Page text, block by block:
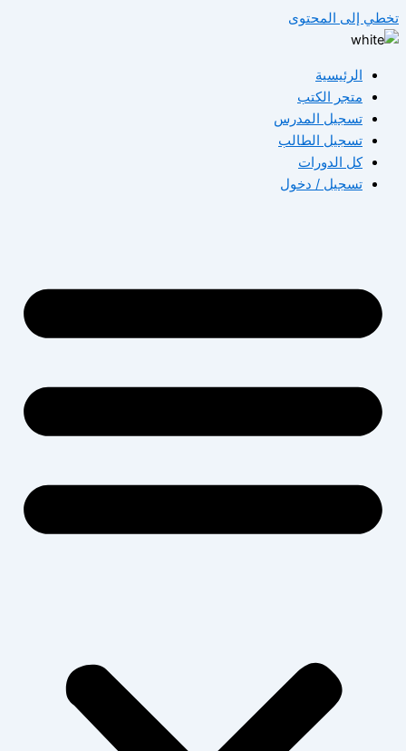
إلى المحتوى
الرئيسية
متجر الكتب
تسجيل المدرس
تسجيل الطالب
كل الدورات
تسجيل / دخول